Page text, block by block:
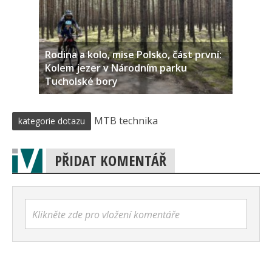
Rodina a kolo, mise Polsko, část první:
Kolem jezer v Národním parku
Tucholské bory
kategorie dotazu MTB technika
PŘIDAT KOMENTÁŘ
Klikněte zde pro vložení komentáře